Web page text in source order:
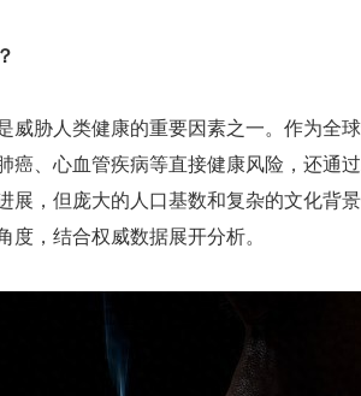
威胁人类健康的重要因素之一。作为全
癌、心血管疾病等直接健康风险，还通
展，但庞大的人口基数和复杂的文化背
，结合权威数据展开分析。